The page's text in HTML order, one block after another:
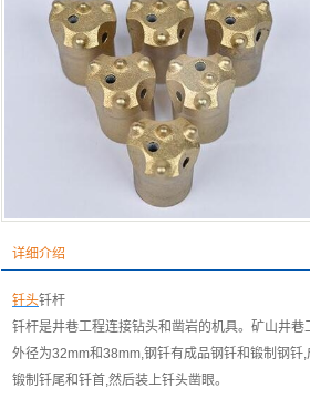
详细介绍
钎头钎杆
钎杆是井巷工程连接钻头和凿岩的机具。矿山井
外径为32mm和38mm,钢钎有成品钢钎和锻制钢
锻制钎尾和钎首,然后装上钎头凿眼。